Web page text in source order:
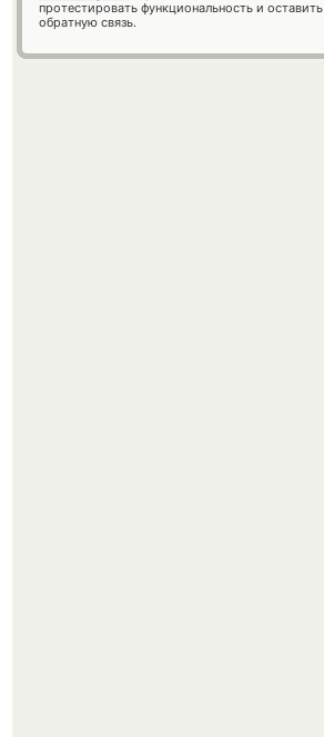
протестировать функциональность и оставить
обратную связь.